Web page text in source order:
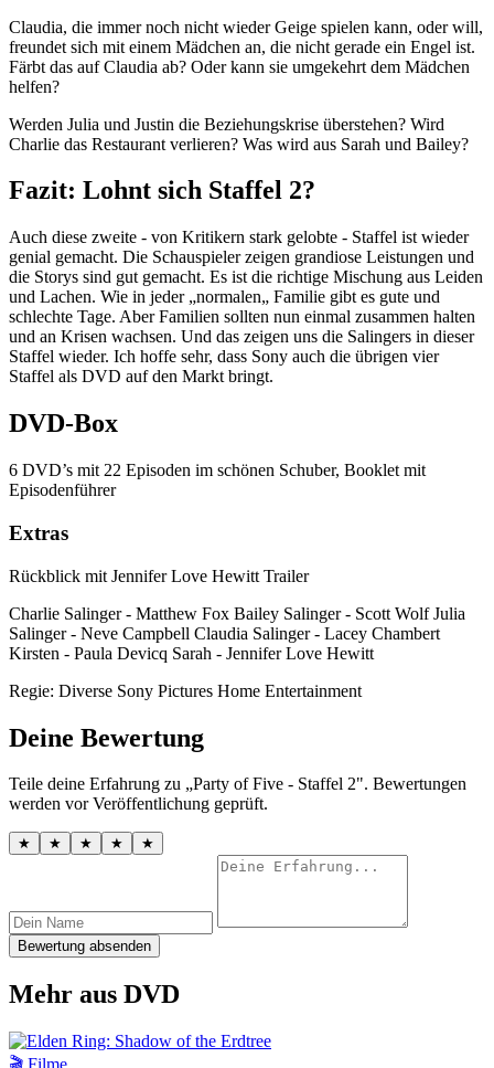
Claudia, die immer noch nicht wieder Geige spielen kann, oder will,
freundet sich mit einem Mädchen an, die nicht gerade ein Engel ist.
Färbt das auf Claudia ab? Oder kann sie umgekehrt dem Mädchen
helfen?
Werden Julia und Justin die Beziehungskrise überstehen? Wird
Charlie das Restaurant verlieren? Was wird aus Sarah und Bailey?
Fazit: Lohnt sich Staffel 2?
Auch diese zweite - von Kritikern stark gelobte - Staffel ist wieder
genial gemacht. Die Schauspieler zeigen grandiose Leistungen und
die Storys sind gut gemacht. Es ist die richtige Mischung aus Leiden
und Lachen. Wie in jeder „normalen„ Familie gibt es gute und
schlechte Tage. Aber Familien sollten nun einmal zusammen halten
und an Krisen wachsen. Und das zeigen uns die Salingers in dieser
Staffel wieder. Ich hoffe sehr, dass Sony auch die übrigen vier
Staffel als DVD auf den Markt bringt.
DVD-Box
6 DVD’s mit 22 Episoden im schönen Schuber, Booklet mit
Episodenführer
Extras
Rückblick mit Jennifer Love Hewitt Trailer
Charlie Salinger - Matthew Fox Bailey Salinger - Scott Wolf Julia
Salinger - Neve Campbell Claudia Salinger - Lacey Chambert
Kirsten - Paula Devicq Sarah - Jennifer Love Hewitt
Regie: Diverse Sony Pictures Home Entertainment
Deine Bewertung
Teile deine Erfahrung zu „Party of Five - Staffel 2". Bewertungen
werden vor Veröffentlichung geprüft.
★ ★ ★ ★ ★
Bewertung absenden
Mehr aus DVD